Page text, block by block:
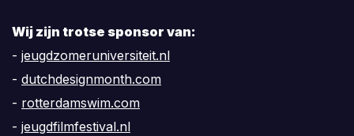
Wij zijn trotse sponsor van:
- jeugdzomeruniversiteit.nl
- dutchdesignmonth.com
- rotterdamswim.com
- jeugdfilmfestival.nl